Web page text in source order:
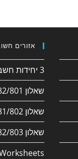
אזורים
3 יחידות חשבון
שאלון 182/801
שאלון 381/802
שאלון 382/803